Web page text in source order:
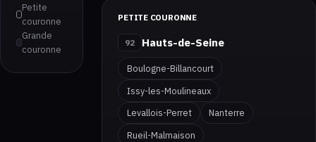
Petite
couronne
Grande
couronne
PETITE COURONNE
92 Hauts-de-Seine
Boulogne-Billancourt
Issy-les-Moulineaux
Levallois-Perret
Nanterre
Rueil-Malmaison